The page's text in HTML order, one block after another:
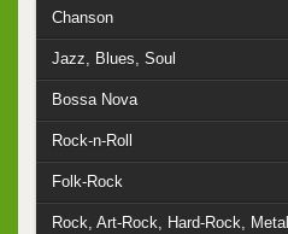
Chanson
Jazz, Blues, Soul
Bossa Nova
Rock-n-Roll
Folk-Rock
Rock, Art-Rock, Hard-Rock, Metal